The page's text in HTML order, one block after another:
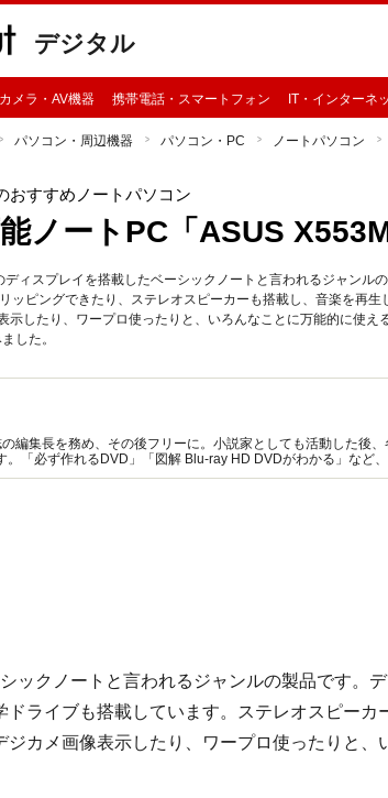
デジタル
カメラ・AV機器 携帯電話・スマートフォン IT・インターネ
パソコン・周辺機器 パソコン・PC ノートパソコン
おすすめノートパソコン
ノートPC「ASUS
ィスプレイを搭載したベーシックノートと言われるジャンル
ッピングできたり、ステレオスピーカーも搭載し、音楽を再
示したり、ワープロ使ったりと、いろんなことに万能的に使え
した。
編集長を務め、その後フリーに。小説家としても活動した後
。「必ず作れるDVD」「図解 Blu-ray HD DVDがわかる」など
ックノートと言われるジャンルの製品です。
ライブも搭載しています。ステレオスピーカ
ジカメ画像表示したり、ワープロ使ったりと、